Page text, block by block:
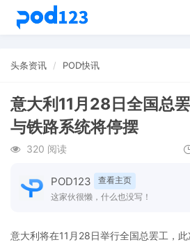
头条资讯 POD快讯
意大利11月28日全国总
与铁路系统将停摆
320 阅读
POD123
查看主页
这家伙很懒，什么也没写！
意大利将在11月28日举行全国总罢工，